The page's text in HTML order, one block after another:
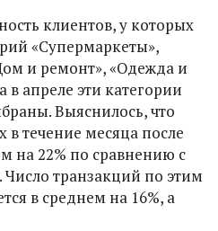
клиентов, у которых
«Супермаркеты»,
и ремонт», «Одежда и
в апреле эти категории
Выяснилось, что
в течение месяца после
на 22% по сравнению с
транзакций по этим
в среднем на 16%, а